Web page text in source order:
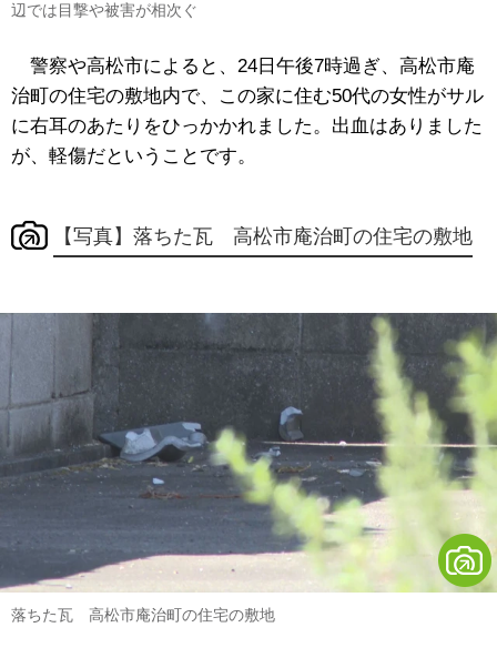
辺では目撃や被害が相次ぐ
警察や高松市によると、24日午後7時過ぎ、高松市庵
治町の住宅の敷地内で、この家に住む50代の女性がサル
に右耳のあたりをひっかかれました。出血はありました
が、軽傷だということです。
【写真】落ちた瓦 高松市庵治町の住宅の敷地
落ちた瓦 高松市庵治町の住宅の敷地